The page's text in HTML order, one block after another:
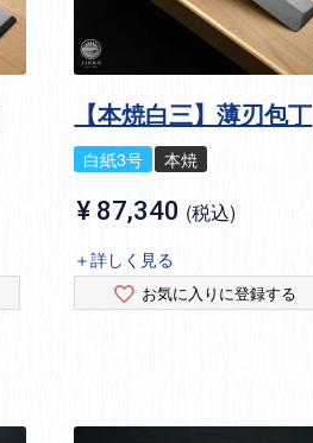
【本焼白三】薄刃包丁
白紙3号 本焼
¥ 87,340 税込
＋詳しく見る
お気に入りに登録する